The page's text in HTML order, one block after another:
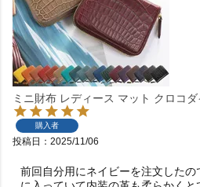
ミニ財布 レディース マット クロコ
購入者
投稿日 2025/11/06
前回自分用にネイビーを注文した